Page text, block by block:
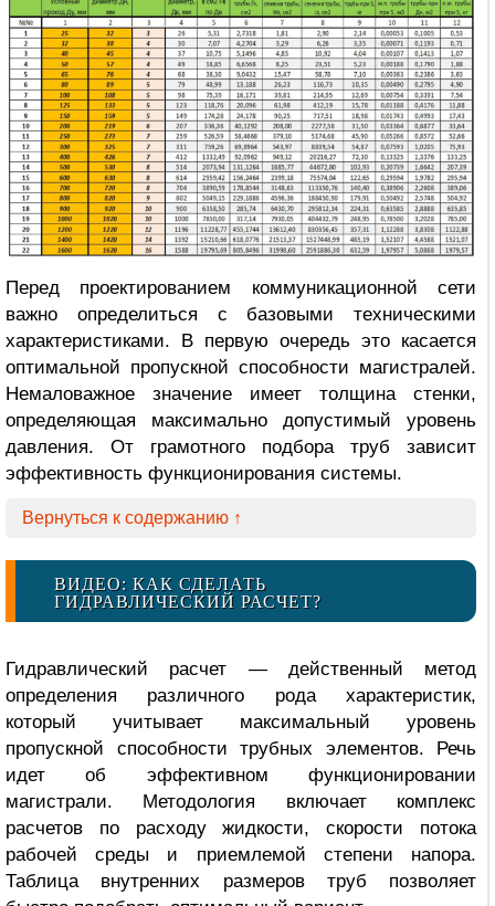
Перед проектированием коммуникационной сети
важно определиться с базовыми техническими
характеристиками. В первую очередь это касается
оптимальной пропускной способности магистралей.
Немаловажное значение имеет толщина стенки,
определяющая максимально допустимый уровень
давления. От грамотного подбора труб зависит
эффективность функционирования системы.
Вернуться к содержанию ↑
ВИДЕО: КАК СДЕЛАТЬ
ГИДРАВЛИЧЕСКИЙ РАСЧЕТ?
Гидравлический расчет — действенный метод
определения различного рода характеристик,
который учитывает максимальный уровень
пропускной способности трубных элементов. Речь
идет об эффективном функционировании
магистрали. Методология включает комплекс
расчетов по расходу жидкости, скорости потока
рабочей среды и приемлемой степени напора.
Таблица внутренних размеров труб позволяет